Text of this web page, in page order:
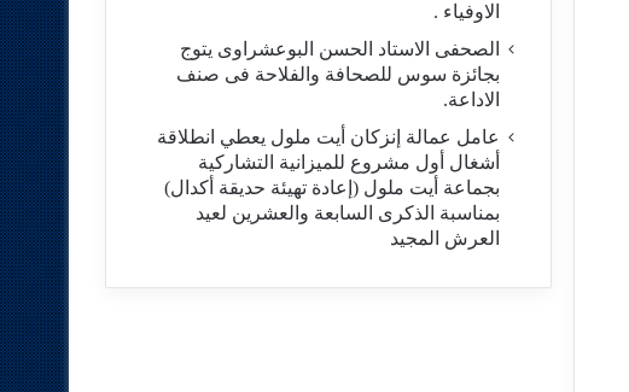
الاوفياء .
الصحفى الاستاد الحسن البوعشراوى يتوج
بجائزة سوس للصحافة والفلاحة فى صنف
الاداعة.
عامل عمالة إنزكان أيت ملول يعطي انطلاقة
أشغال أول مشروع للميزانية التشاركية
بجماعة أيت ملول (إعادة تهيئة حديقة أكدال)
بمناسبة الذكرى السابعة والعشرين لعيد
العرش المجيد